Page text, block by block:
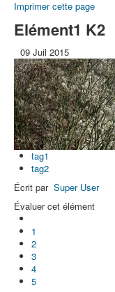
Imprimer cette page
Elément1 K2
09 Juil 2015
tag1
tag2
Écrit par Super User
Évaluer cet élément
1
2
3
4
5